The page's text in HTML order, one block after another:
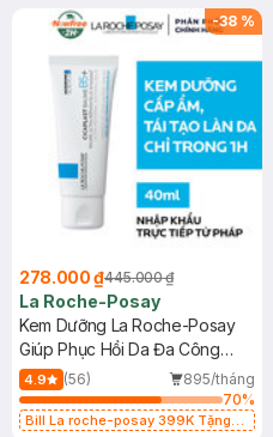
-38 %
278.000 ₫445.000 ₫
La Roche-Posay
Kem Dưỡng La Roche-Posay
Giúp Phục Hồi Da Đa Công
Dụng 40ml
4.9 (56)
895/tháng
70%
Bill La roche-posay 399K Tặng